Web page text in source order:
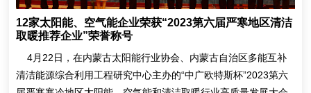
12家太阳能、空气能企业荣获“2023第六届严寒地区清洁
取暖推荐企业”荣誉称号
4月22日，在内蒙古太阳能行业协会、内蒙古自治区多能互补
清洁能源综合利用工程研究中心主办的“中广欧特斯杯”2023第六